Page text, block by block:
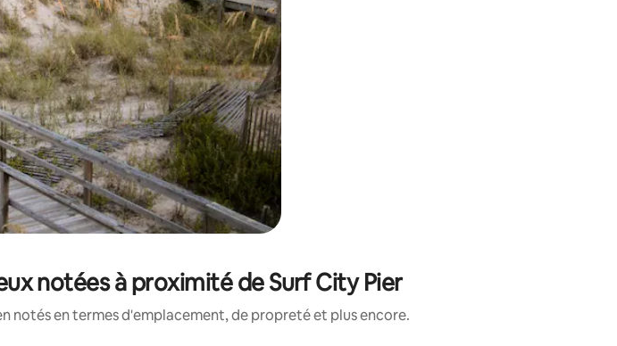
notées à proximité de Surf City Pier
notés en termes d'emplacement, de propreté et plus encore.